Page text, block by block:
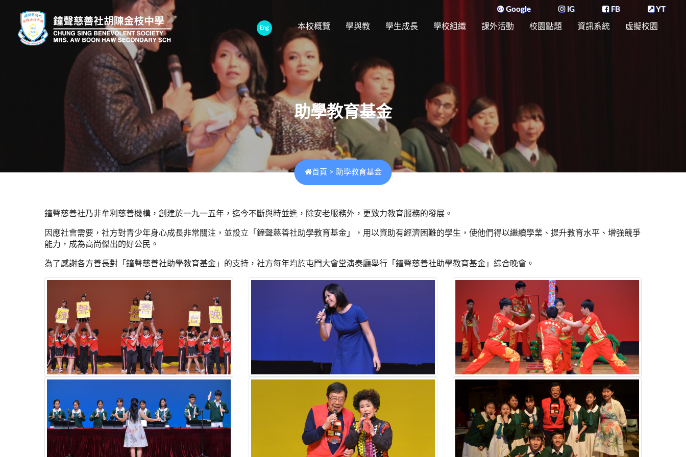
Eng 本校概覽 學與教 學生成長 學校組織 課外活動 校園點題 資訊系統 虛擬校園
Google IG FB YT
助學教育基金
首頁 > 助學教育基金
鐘聲慈善社乃非牟利慈善機構，創建於一九一五年，迄今不斷與時並進，除安老服務外，更致力教育服務的發展。
因應社會需要，社方對青少年身心成長非常關注，並設立「鐘聲慈善社助學教育基金」，用以資助有經濟困難的學生，使他們得以繼續學業、提升教育水平、增強競爭
能力，成為高尚傑出的好公民。
為了感謝各方善長對「鐘聲慈善社助學教育基金」的支持，社方每年均於屯門大會堂演奏廳舉行「鐘聲慈善社助學教育基金」綜合晚會。